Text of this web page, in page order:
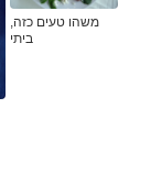
משהו טעים כזה,
ביתי